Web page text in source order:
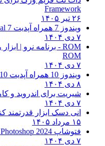
Framework
۲۶ تیر ۱۴۰۵
ویندوز 7 همراه آپدیت 7 SP1
۷ دی ۱۴۰۴
ROM - برنامه نرو | ابزار رایت حرفه ای و
ROM
۷ دی ۱۴۰۴
ویندوز 10 همراه آپدیت 10 22H2
۸ دی ۱۴۰۴
شیریت برای اندروید و
۷ دی ۱۴۰۴
انی دسک ابزار قدرتمند
۱۵ مرداد ۱۴۰۵
فتوشاپ CC 2025 2024
۷ دی ۱۴۰۴